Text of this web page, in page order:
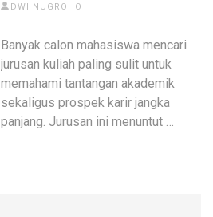
DWI NUGROHO
Banyak calon mahasiswa mencari
jurusan kuliah paling sulit untuk
memahami tantangan akademik
sekaligus prospek karir jangka
panjang. Jurusan ini menuntut …